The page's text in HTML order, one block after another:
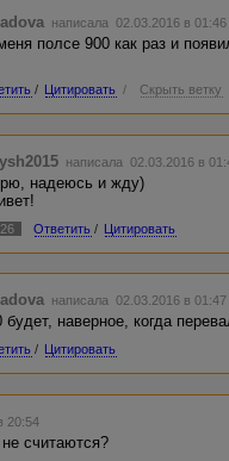
написала 02.03.2016 в
полсе 900 как раз и
/ Цитировать / Скрыть ветку
написала 02.03.2016 в
надеюсь и жду)
Ответить / Цитировать
написала 02.03.2016 в
будет, наверное, когда
/ Цитировать
20:54
считаются?